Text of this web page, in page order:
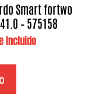
Smart fortwo
– 575158
Incluido